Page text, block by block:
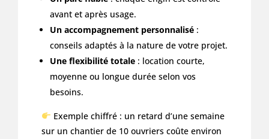
avant et après usage.
Un accompagnement personnalisé:
conseils adaptés à la nature de votre projet.
Une flexibilité totale: location courte,
moyenne ou longue durée selon vos
besoins.
Exemple chiffré : un retard d’une semaine
sur un chantier de 10 ouvriers coûte environ